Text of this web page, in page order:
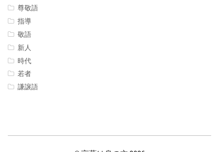
尊敬語
指導
敬語
新人
時代
若者
謙譲語